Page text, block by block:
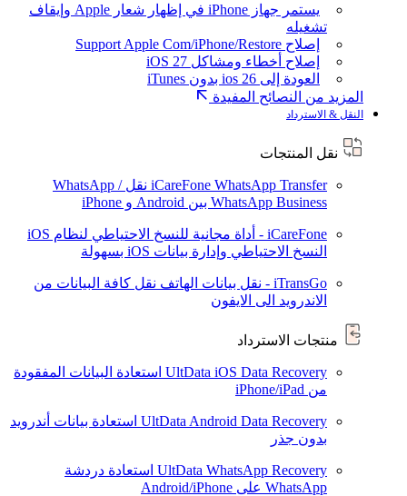
يستمر جهاز iPhone في إظهار شعار Apple وإيقاف
تشغيله
إصلاح Support Apple Com/iPhone/Restore
إصلاح أخطاء ومشاكل iOS 27
العودة إلى ios 26 بدون iTunes
المزيد من النصائح المفيدة
النقل & الاسترداد
نقل المنتجات
iCareFone WhatsApp Transfer
نقل WhatsApp /
WhatsApp Business بين Android و iPhone
iCareFone - أداة مجانية للنسخ الاحتياطي لنظام iOS
النسخ الاحتياطي وإدارة بيانات iOS بسهولة
iTransGo - نقل بيانات الهاتف
نقل كافة البيانات من
الاندرويد الى الايفون
منتجات الاسترداد
UltData iOS Data Recovery استعادة البيانات المفقودة
من iPhone/iPad
UltData Android Data Recovery استعادة بيانات أندرويد
بدون جذر
UltData WhatsApp Recovery استعادة دردشة
WhatsApp على Android/iPhone